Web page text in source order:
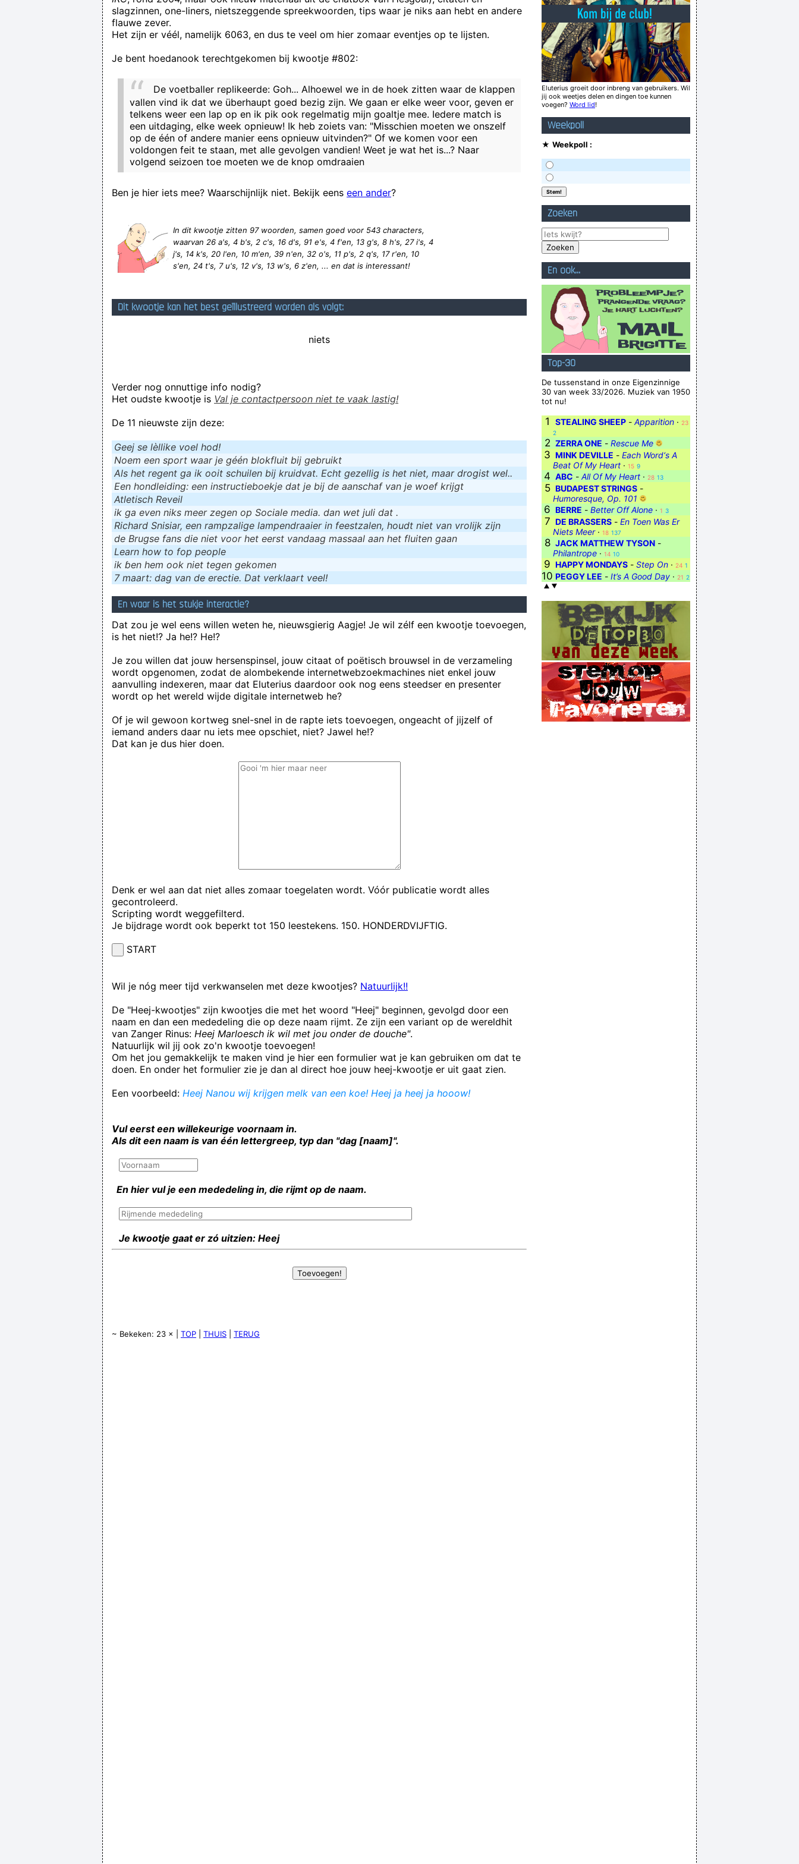
De van verkrachting beschuldigde homofiel had geen poot om op te staan
Meestal liggen zo'n dingen helemaal niet in koelkasten, maar bij deze familie kan je je aan àlles verwachten.
Oh... en leer godverdomme spellen als je gaat lopen bedreigen!
New White House Staff Criticized As Inadequate in Foreign Affairs
Well well... I just got vaginaized. How funny.
Ik ben alleen dronken op dagen met een d!!
Look into my eyes, look into my eyes, the eyes, the eyes, not around the eyes, don´ t look around the eyes, look into my eyes!
Verknoei je tijd op een nuttige manier!
Geej se lèllike voel hod!
slagzinnen, one-liners, nietszeggende spreekwoorden, tips waar je niks aan hebt en andere
flauwe zever.
Het zijn er véél, namelijk 6063, en dus te veel om hier zomaar eventjes op te lijsten.
Je bent hoedanook terechtgekomen bij kwootje #802:
De voetballer replikeerde: Goh... Alhoewel we in de hoek zitten waar de klappen
vallen vind ik dat we überhaupt goed bezig zijn. We gaan er elke weer voor, geven er
telkens weer een lap op en ik pik ook regelmatig mijn goaltje mee. Iedere match is
een uitdaging, elke week opnieuw! Ik heb zoiets van: "Misschien moeten we onszelf
op de één of andere manier eens opnieuw uitvinden?" Of we komen voor een
voldongen feit te staan, met alle gevolgen vandien! Weet je wat het is...? Naar
volgend seizoen toe moeten we de knop omdraaien
Ben je hier iets mee? Waarschijnlijk niet. Bekijk eens een ander?
In dit kwootje zitten 97 woorden, samen goed voor 543 characters,
waarvan 26 a's, 4 b's, 2 c's, 16 d's, 91 e's, 4 f'en, 13 g's, 8 h's, 27 i's, 4
j's, 14 k's, 20 l'en, 10 m'en, 39 n'en, 32 o's, 11 p's, 2 q's, 17 r'en, 10
s'en, 24 t's, 7 u's, 12 v's, 13 w's, 6 z'en, ... en dat is interessant!
Dit kwootje kan het best geïllustreerd worden als volgt:
niets
Verder nog onnuttige info nodig?
Het oudste kwootje is Val je contactpersoon niet te vaak lastig!
De 11 nieuwste zijn deze:
Geej se lèllike voel hod!
Noem een sport waar je géén blokfluit bij gebruikt
Als het regent ga ik ooit schuilen bij kruidvat. Echt gezellig is het niet, maar drogist wel..
Een hondleiding: een instructieboekje dat je bij de aanschaf van je woef krijgt
Atletisch Reveil
ik ga even niks meer zegen op Sociale media. dan wet juli dat .
Richard Snisiar, een rampzalige lampendraaier in feestzalen, houdt niet van vrolijk zijn
de Brugse fans die niet voor het eerst vandaag massaal aan het fluiten gaan
Learn how to fop people
ik ɓen hem ook niet tegen gekomen
7 maart: dag van de erectie. Dat verklaart veel!
En waar is het stukje interactie?
Dat zou je wel eens willen weten he, nieuwsgierig Aagje! Je wil zélf een kwootje toevoegen,
is het niet!? Ja he!? He!?
Je zou willen dat jouw hersenspinsel, jouw citaat of poëtisch brouwsel in de verzameling
wordt opgenomen, zodat de alombekende internetwebzoekmachines niet enkel jouw
aanvulling indexeren, maar dat Eluterius daardoor ook nog eens steedser en presenter
wordt op het wereld wijde digitale internetweb he?
Of je wil gewoon kortweg snel-snel in de rapte iets toevoegen, ongeacht of jijzelf of
iemand anders daar nu iets mee opschiet, niet? Jawel he!?
Dat kan je dus hier doen.
Denk er wel aan dat niet alles zomaar toegelaten wordt. Vóór publicatie wordt alles
gecontroleerd.
Scripting wordt weggefilterd.
Je bijdrage wordt ook beperkt tot 150 leestekens. 150. HONDERDVIJFTIG.
START
Wil je nóg meer tijd verkwanselen met deze kwootjes? Natuurlijk!!
De "Heej-kwootjes" zijn kwootjes die met het woord "Heej" beginnen, gevolgd door een
naam en dan een mededeling die op deze naam rijmt. Ze zijn een variant op de wereldhit
van Zanger Rinus: Heej Marloesch ik wil met jou onder de douche".
Natuurlijk wil jij ook zo'n kwootje toevoegen!
Om het jou gemakkelijk te maken vind je hier een formulier wat je kan gebruiken om dat te
doen. En onder het formulier zie je dan al direct hoe jouw heej-kwootje er uit gaat zien.
Een voorbeeld: Heej Nanou wij krijgen melk van een koe! Heej ja heej ja hooow!
Vul eerst een willekeurige voornaam in.
Als dit een naam is van één lettergreep, typ dan "dag [naam]".
En hier vul je een mededeling in, die rijmt op de naam.
Je kwootje gaat er zó uitzien: Heej
~ Bekeken: 23 × | TOP THUIS TERUG
Eluterius groeit door inbreng van gebruikers. Wil
jij ook weetjes delen en dingen toe kunnen
voegen? Word lid!
Weekpoll
★ Weekpoll :
Zoeken
En ook...
Top-30
De tussenstand in onze Eigenzinnige
30 van week 33/2026. Muziek van 1950
tot nu!
1 STEALING SHEEP - Apparition · 23
2
2 ZERRA ONE - Rescue Me
3 MINK DEVILLE - Each Word‘s A
Beat Of My Heart · 15 9
4 ABC - All Of My Heart · 28 13
5 BUDAPEST STRINGS -
Humoresque, Op. 101
6 BERRE - Better Off Alone · 1 3
7 DE BRASSERS - En Toen Was Er
Niets Meer· 18 137
8 JACK MATTHEW TYSON -
Philantrope · 14 10
9 HAPPY MONDAYS - Step On · 24 1
10 PEGGY LEE - It’s A Good Day · 21 2